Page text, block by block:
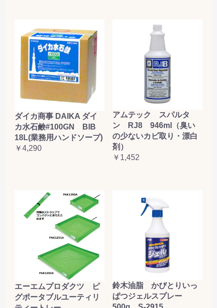
ダイカ商事 DAIKA ダイ
カ水石鹸#100GN BIB
18L(業務用ハンドソープ)
￥4,290
アムテック スパルタ
ン RJ8 946ml（臭い
の少ないカビ取り・漂白
剤）
￥1,452
エーエムプロダクツ ピ
グポータブルユーティリ
鈴木油脂 かびとりいっ
ぱつジェルスプレー